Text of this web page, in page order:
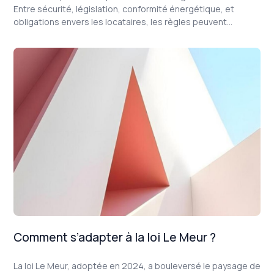
Entre sécurité, législation, conformité énergétique, et
obligations envers les locataires, les règles peuvent
pour garantir la conformité de votre logement, en intégrant
les dernières réglementations comme le diagnostic de
performance énergétique (DPE) et les exigences liées à la
consommation énergétique définies par la loi Climat et
Résilience, dite
.
Comment s’adapter à la loi Le Meur ?
La loi Le Meur, adoptée en 2024, a bouleversé le paysage de